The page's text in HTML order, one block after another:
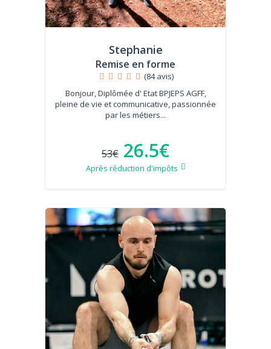
Stephanie
Remise en forme
(84 avis)
Bonjour, Diplômée d' Etat BPJEPS AGFF,
pleine de vie et communicative, passionnée
par les métiers...
53€ 26.5€
Après réduction d'impôts